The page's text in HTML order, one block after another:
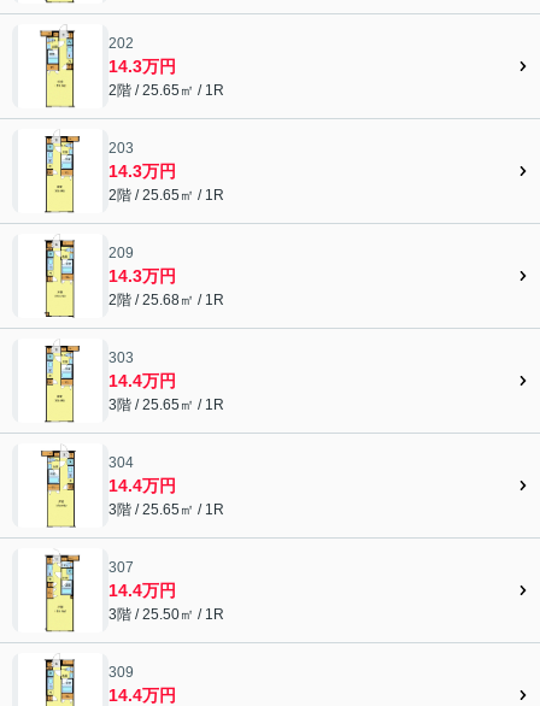
202
14.3万円
2階 / 25.65㎡ / 1R
203
14.3万円
2階 / 25.65㎡ / 1R
209
14.3万円
2階 / 25.68㎡ / 1R
303
14.4万円
3階 / 25.65㎡ / 1R
304
14.4万円
3階 / 25.65㎡ / 1R
307
14.4万円
3階 / 25.50㎡ / 1R
309
14.4万円